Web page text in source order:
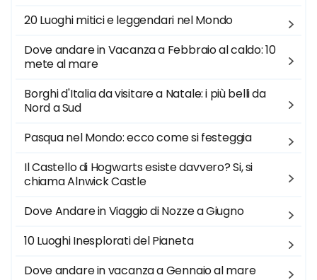
20 Luoghi mitici e leggendari nel Mondo
Dove andare in Vacanza a Febbraio al caldo: 10
mete al mare
Borghi d'Italia da visitare a Natale: i più belli da
Nord a Sud
Pasqua nel Mondo: ecco come si festeggia
Il Castello di Hogwarts esiste davvero? Si, si
chiama Alnwick Castle
Dove Andare in Viaggio di Nozze a Giugno
10 Luoghi Inesplorati del Pianeta
Dove andare in vacanza a Gennaio al mare